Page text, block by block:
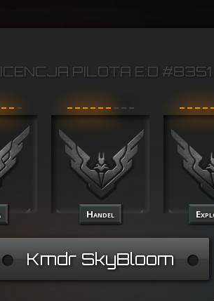
PILOTA E:D #8351
Handel
Kmdr SkyBloom